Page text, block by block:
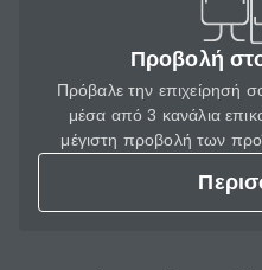
Προβολή
Πρόβαλε την επιχείρησή
μέσα από 3 κανάλια
μέγιστη προβολή των